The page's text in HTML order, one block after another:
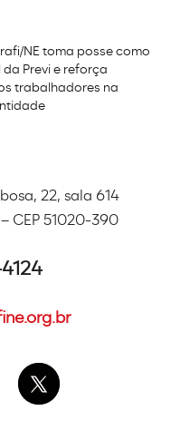
NE toma posse como
Previ e reforça
trabalhadores na
22, sala 614
CEP 51020-390